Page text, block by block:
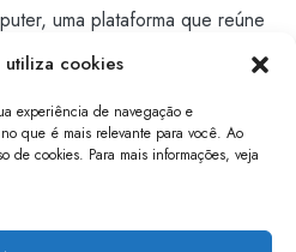
utiliza cookies
experiência de navegação e
que é mais relevante para você. Ao
de cookies. Para mais informações, veja
uma plataforma que reúne
especializados e os faz…
Leia mais